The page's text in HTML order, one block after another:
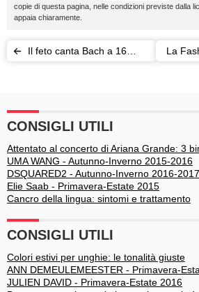
copie di questa pagina, nelle condizioni previste dalla
appaia chiaramente.
Il feto canta Bach a 16
La
CONSIGLI UTILI
Attentato al concerto di Ariana Grande: 3
UMA WANG - Autunno-Inverno 2015-2016
DSQUARED2 - Autunno-Inverno 2016-2017
Elie Saab - Primavera-Estate 2015
Cancro della lingua: sintomi e trattamento
CONSIGLI UTILI
Colori estivi per unghie: le tonalità giuste
ANN DEMEULEMEESTER - Primavera-
JULIEN DAVID - Primavera-Estate 2016